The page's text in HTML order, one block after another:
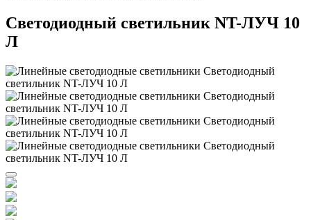
Светодиодный светильник NT-ЛУЧ 10
Л